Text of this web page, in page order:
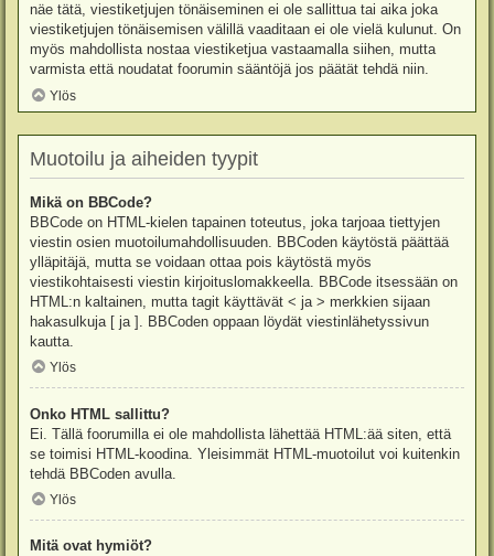
näe tätä, viestiketjujen tönäiseminen ei ole sallittua tai aika joka
viestiketjujen tönäisemisen välillä vaaditaan ei ole vielä kulunut. On
myös mahdollista nostaa viestiketjua vastaamalla siihen, mutta
varmista että noudatat foorumin sääntöjä jos päätät tehdä niin.
Ylös
Muotoilu ja aiheiden tyypit
Mikä on BBCode?
BBCode on HTML-kielen tapainen toteutus, joka tarjoaa tiettyjen
viestin osien muotoilumahdollisuuden. BBCoden käytöstä päättää
ylläpitäjä, mutta se voidaan ottaa pois käytöstä myös
viestikohtaisesti viestin kirjoituslomakkeella. BBCode itsessään on
HTML:n kaltainen, mutta tagit käyttävät < ja > merkkien sijaan
hakasulkuja [ ja ]. BBCoden oppaan löydät viestinlähetyssivun
kautta.
Ylös
Onko HTML sallittu?
Ei. Tällä foorumilla ei ole mahdollista lähettää HTML:ää siten, että
se toimisi HTML-koodina. Yleisimmät HTML-muotoilut voi kuitenkin
tehdä BBCoden avulla.
Ylös
Mitä ovat hymiöt?